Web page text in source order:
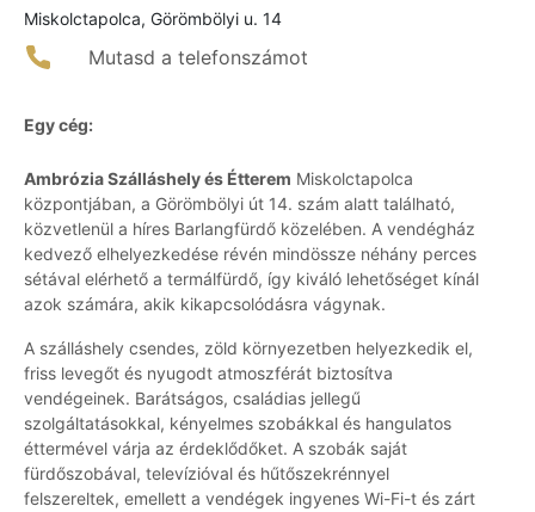
Miskolctapolca, Görömbölyi u. 14
Mutasd a telefonszámot
Egy cég:
Ambrózia Szálláshely és Étterem Miskolctapolca
központjában, a Görömbölyi út 14. szám alatt található,
közvetlenül a híres Barlangfürdő közelében. A vendégház
kedvező elhelyezkedése révén mindössze néhány perces
sétával elérhető a termálfürdő, így kiváló lehetőséget kínál
azok számára, akik kikapcsolódásra vágynak.
A szálláshely csendes, zöld környezetben helyezkedik el,
friss levegőt és nyugodt atmoszférát biztosítva
vendégeinek. Barátságos, családias jellegű
szolgáltatásokkal, kényelmes szobákkal és hangulatos
éttermével várja az érdeklődőket. A szobák saját
fürdőszobával, televízióval és hűtőszekrénnyel
felszereltek, emellett a vendégek ingyenes Wi-Fi-t és zárt